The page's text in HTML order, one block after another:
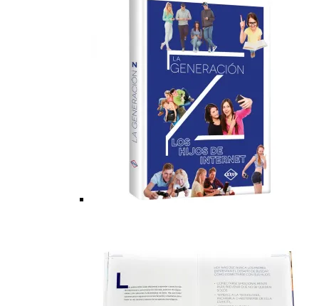
era:
$129,000.00.
es:
$89,900.00.